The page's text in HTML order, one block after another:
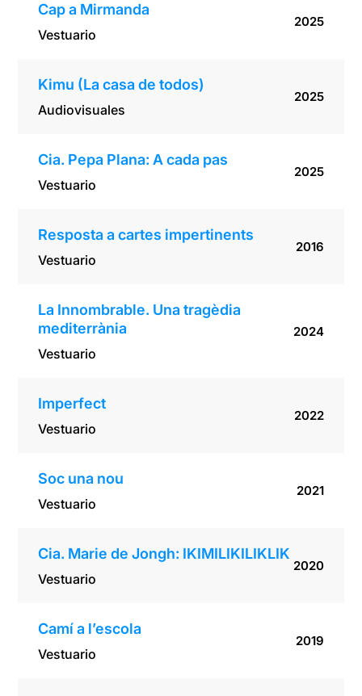
Cap a Mirmanda
Vestuario
2025
Kimu (La casa de todos)
Audiovisuales
2025
Cia. Pepa Plana: A cada pas
Vestuario
2025
Resposta a cartes impertinents
Vestuario
2016
La Innombrable. Una tragèdia
mediterrània
Vestuario
2024
Imperfect
Vestuario
2022
Soc una nou
Vestuario
2021
Cia. Marie de Jongh: IKIMILIKILIKLIK
Vestuario
2020
Camí a l’escola
Vestuario
2019